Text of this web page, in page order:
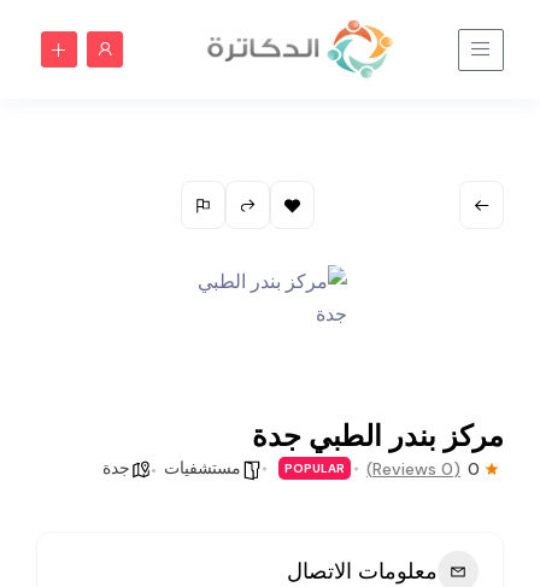
مركز بندر الطبي جدة
0
(0 Reviews)
POPULAR مستشفيات جدة
معلومات الاتصال